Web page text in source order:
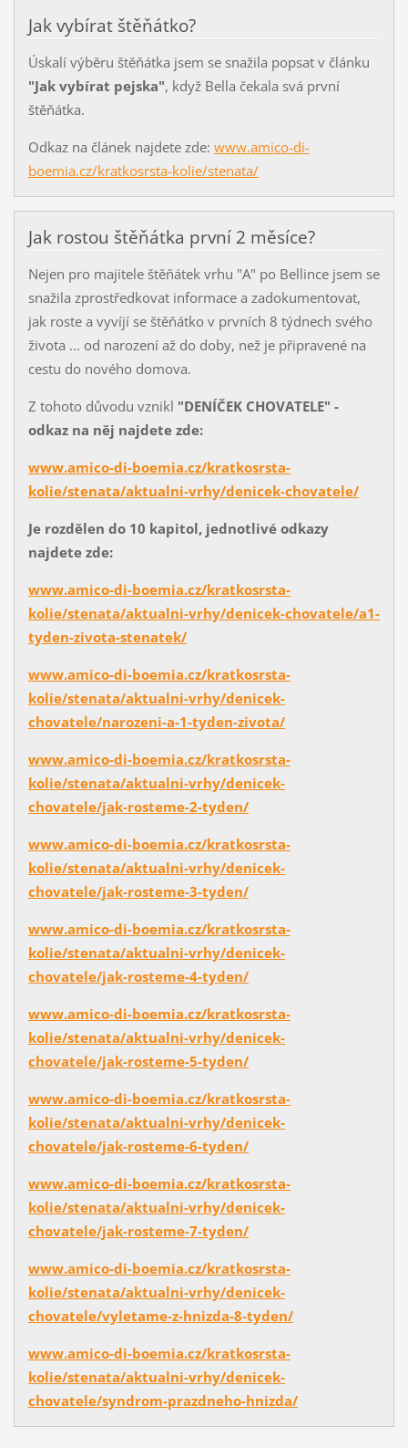
Jak vybírat štěňátko?
Úskalí výběru štěňátka jsem se snažila popsat v článku
"Jak vybírat pejska", když Bella čekala svá první
štěňátka.
Odkaz na článek najdete zde: www.amico-di-
boemia.cz/kratkosrsta-kolie/stenata/
Jak rostou štěňátka první 2 měsíce?
Nejen pro majitele štěňátek vrhu "A" po Bellince jsem se
snažila zprostředkovat informace a zadokumentovat,
jak roste a vyvíjí se štěňátko v prvních 8 týdnech svého
života ... od narození až do doby, než je připravené na
cestu do nového domova.
Z tohoto důvodu vznikl "DENÍČEK CHOVATELE" -
odkaz na něj najdete zde:
www.amico-di-boemia.cz/kratkosrsta-
kolie/stenata/aktualni-vrhy/denicek-chovatele/
Je rozdělen do 10 kapitol, jednotlivé odkazy
najdete zde:
www.amico-di-boemia.cz/kratkosrsta-
kolie/stenata/aktualni-vrhy/denicek-chovatele/a1-
tyden-zivota-stenatek/
www.amico-di-boemia.cz/kratkosrsta-
kolie/stenata/aktualni-vrhy/denicek-
chovatele/narozeni-a-1-tyden-zivota/
www.amico-di-boemia.cz/kratkosrsta-
kolie/stenata/aktualni-vrhy/denicek-
chovatele/jak-rosteme-2-tyden/
www.amico-di-boemia.cz/kratkosrsta-
kolie/stenata/aktualni-vrhy/denicek-
chovatele/jak-rosteme-3-tyden/
www.amico-di-boemia.cz/kratkosrsta-
kolie/stenata/aktualni-vrhy/denicek-
chovatele/jak-rosteme-4-tyden/
www.amico-di-boemia.cz/kratkosrsta-
kolie/stenata/aktualni-vrhy/denicek-
chovatele/jak-rosteme-5-tyden/
www.amico-di-boemia.cz/kratkosrsta-
kolie/stenata/aktualni-vrhy/denicek-
chovatele/jak-rosteme-6-tyden/
www.amico-di-boemia.cz/kratkosrsta-
kolie/stenata/aktualni-vrhy/denicek-
chovatele/jak-rosteme-7-tyden/
www.amico-di-boemia.cz/kratkosrsta-
kolie/stenata/aktualni-vrhy/denicek-
chovatele/vyletame-z-hnizda-8-tyden/
www.amico-di-boemia.cz/kratkosrsta-
kolie/stenata/aktualni-vrhy/denicek-
chovatele/syndrom-prazdneho-hnizda/